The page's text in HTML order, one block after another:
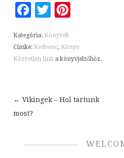
Facebook
Twitter
Kategória: Könyvek
Címke: Kedvenc, Könyv
Közvetlen link a könyvjelzőhöz.
Bejegyzések
← Vikingek – Hol tartunk
most?